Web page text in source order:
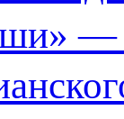
—